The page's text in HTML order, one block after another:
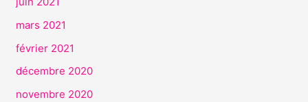
mars 2021
février 2021
décembre 2020
novembre 2020